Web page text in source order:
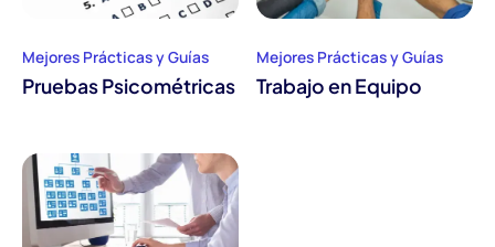
Mejores Prácticas y Guías
Pruebas Psicométricas
Mejores Prácticas y Guías
Trabajo en Equipo